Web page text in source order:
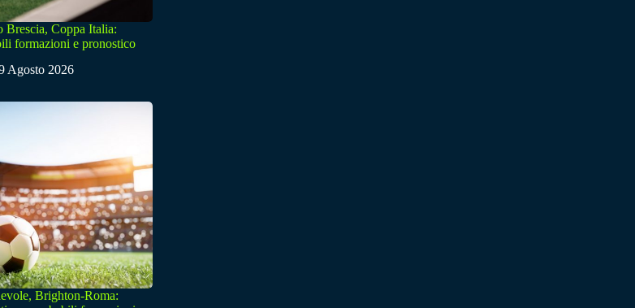
Brescia, Coppa Italia:
formazioni e pronostico
Agosto 2026
Brighton-Roma: